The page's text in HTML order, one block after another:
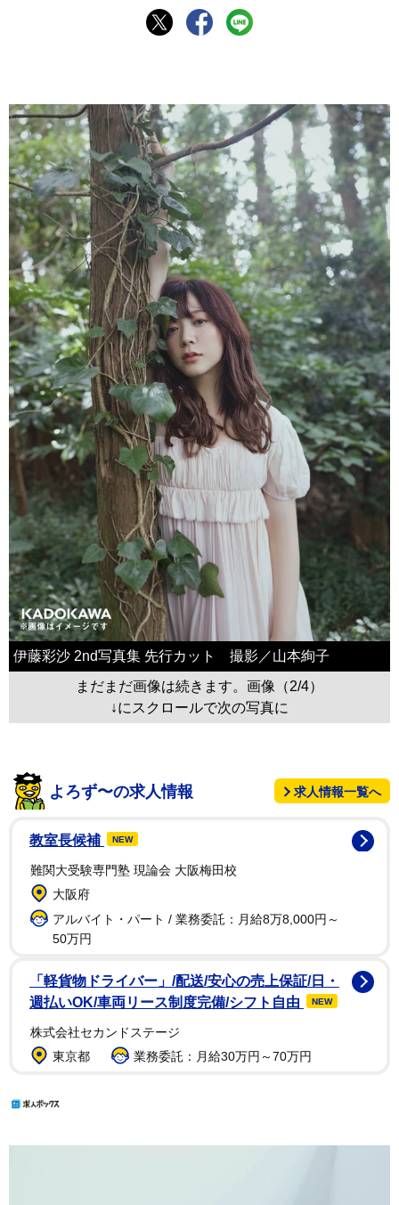
伊藤彩沙 2nd写真集 先行カット 撮影／山本絢子
まだまだ画像は続きます。画像（2/4）
↓にスクロールで次の写真に
よろず〜の求人情報 求人情報一覧へ
教室長候補 NEW
難関大受験専門塾 現論会 大阪梅田校
大阪府
アルバイト・パート / 業務委託：月給8万8,000円～
50万円
「軽貨物ドライバー」/配送/安心の売上保証/日・
週払いOK/車両リース制度完備/シフト自由
NEW
株式会社セカンドステージ
東京都
業務委託：月給30万円～70万円